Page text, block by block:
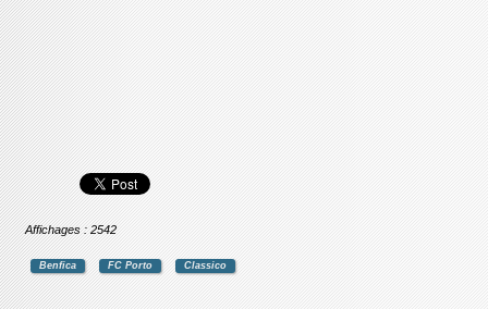
Affichages : 2542
Benfica FC Porto Classico